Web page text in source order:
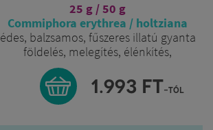
25 g / 50 g
Commiphora erythrea / holtziana
édes, balzsamos, fűszeres illatú gyanta
földelés, melegítés, élénkítés,
afrodiziákum
1.993 FT-tól